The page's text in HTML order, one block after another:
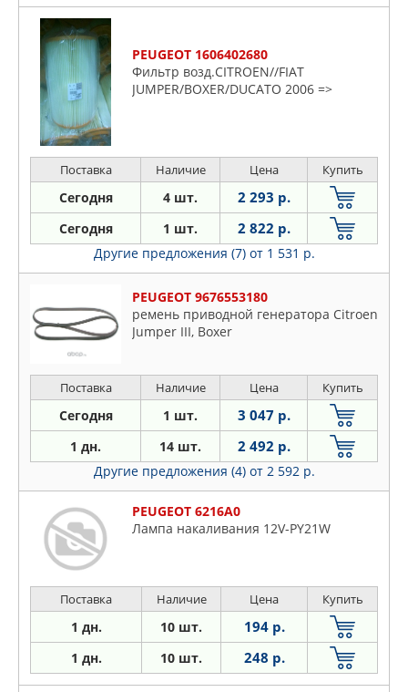
PEUGEOT 1606402680
Фильтр возд.CITROEN//FIAT
JUMPER/BOXER/DUCATO 2006 =>
Поставка Наличие Цена Купить
Сегодня 4 шт. 2 293 р.
Сегодня 1 шт. 2 822 р.
Другие предложения (7) от 1 531 р.
PEUGEOT 9676553180
ремень приводной генератора Citroen
Jumper III, Boxer
Поставка Наличие Цена Купить
Сегодня 1 шт. 3 047 р.
1 дн. 14 шт. 2 492 р.
Другие предложения (4) от 2 592 р.
PEUGEOT 6216A0
Лампа накаливания 12V-PY21W
Поставка Наличие Цена Купить
1 дн. 10 шт. 194 р.
1 дн. 10 шт. 248 р.